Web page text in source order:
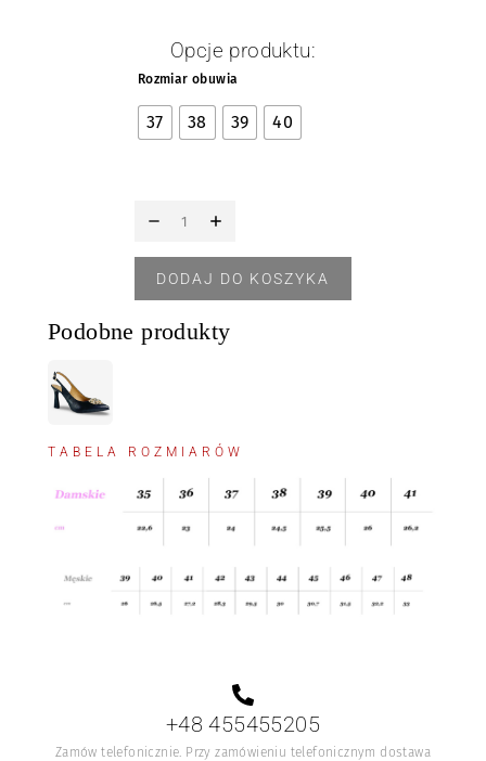
Opcje produktu:
Rozmiar obuwia
37 38 39 40
DODAJ DO KOSZYKA
Podobne produkty
TABELA ROZMIARÓW
+48 455455205
Zamów telefonicznie. Przy zamówieniu telefonicznym dostawa